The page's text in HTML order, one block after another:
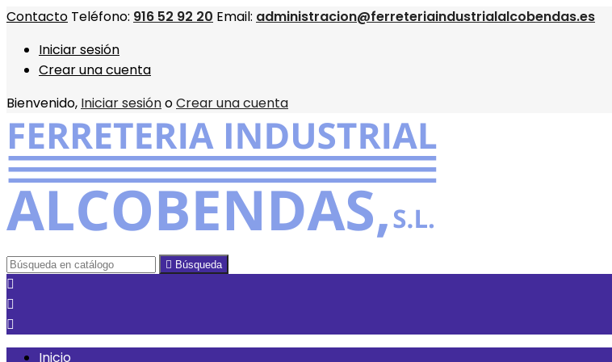
Contacto Teléfono: 916 52 92 20 Email: administracion@ferreteriaindustrialalcobendas.es
Iniciar sesión
Crear una cuenta
Bienvenido, Iniciar sesiónoCrear una cuenta
 Búsqueda



Inicio